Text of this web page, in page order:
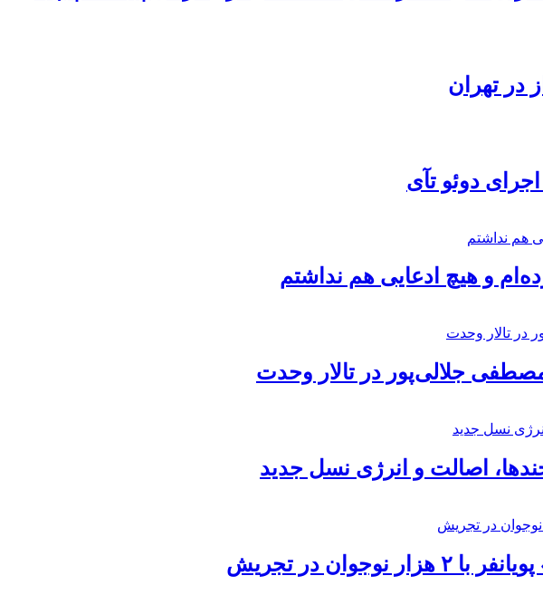
در تهران
دوئو تآی
و هیچ ادعایی هم نداشتم
جلالی‌پور در تالار وحدت
اصالت و انرژی نسل جدید
در تجریش